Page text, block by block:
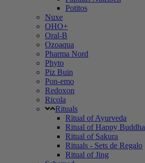
Potitos
Nuxe
OHO+
Oral-B
Ozoaqua
Pharma Nord
Phyto
Piz Buin
Pon-emo
Redoxon
Ricola
Rituals
Ritual of Ayurveda
Ritual of Happy Buddha
Ritual of Sakura
Rituals - Sets de Regalo
Ritual of Jing